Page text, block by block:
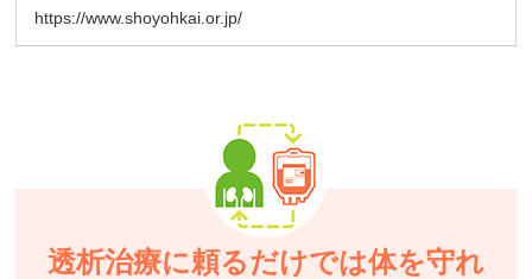
https://www.shoyohkai.or.jp/
透析治療に頼るだけでは体を守れ